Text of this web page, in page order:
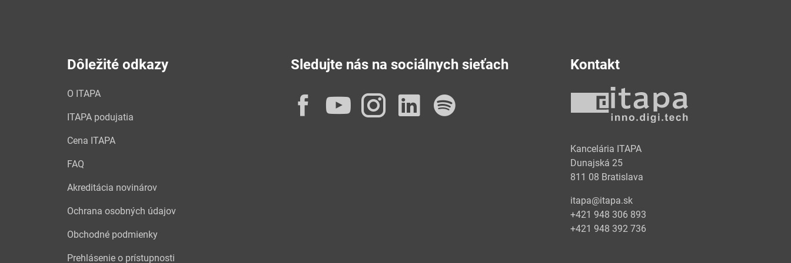
Dôležité odkazy
O ITAPA
ITAPA podujatia
Cena ITAPA
FAQ
Akreditácia novinárov
Ochrana osobných údajov
Obchodné podmienky
Prehlásenie o prístupnosti
Sledujte nás na sociálnych sieťach
Facebook
YouTube
Instagram
LinkedIn
Kontakt
Kancelária ITAPA
Dunajská 25
811 08 Bratislava
itapa@itapa.sk
+421 948 306 893
+421 948 392 736